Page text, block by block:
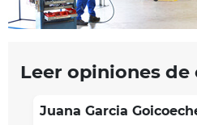
Leer opiniones de
Juana Garcia